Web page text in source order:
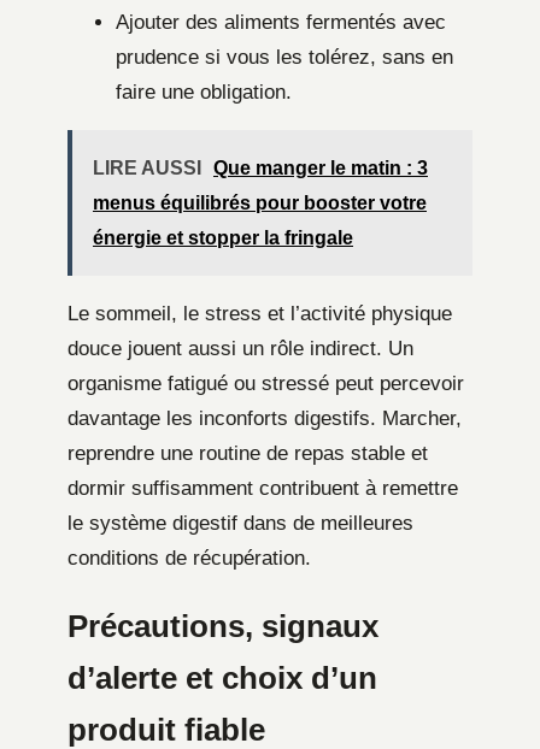
Ajouter des aliments fermentés avec
prudence si vous les tolérez, sans en
faire une obligation.
LIRE AUSSI
Que manger le matin : 3
menus équilibrés pour booster votre
énergie et stopper la fringale
Le sommeil, le stress et l’activité physique
douce jouent aussi un rôle indirect. Un
organisme fatigué ou stressé peut percevoir
davantage les inconforts digestifs. Marcher,
reprendre une routine de repas stable et
dormir suffisamment contribuent à remettre
le système digestif dans de meilleures
conditions de récupération.
Précautions, signaux
d’alerte et choix d’un
produit fiable